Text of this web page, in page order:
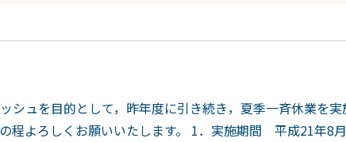
ュを目的として，昨年度に引き続き，夏季一斉休業を実
程よろしくお願いいたします。 1．実施期間 平成21年8